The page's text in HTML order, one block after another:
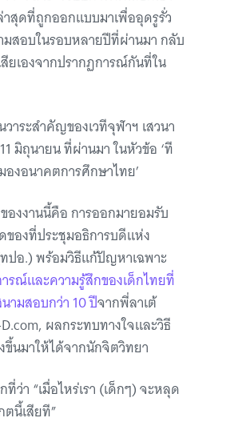
สุดที่ถูกออกแบบมาเพื่ออุดรูรั่ว
มสอบในรอบหลายปีที่ผ่านมา กลับ
สียเองจากปรากฏการณ์กันที่ใน
วาระสำคัญของเวทีจุฬาฯ เสวนา
มิถุนายน ที่ผ่านมา ในหัวข้อ ‘ที
งอนาคตการศึกษาไทย’
องงานนี้คือ การออกมายอมรับ
องที่ประชุมอธิการบดีแห่ง
ปอ.) พร้อมวิธีแก้ปัญหาเฉพาะ
รณ์และความรู้สึกของเด็กไทยที่
ามสอบกว่า 10 ปีจากพี่ลาเต้
ผลกระทบทางใจและวิธี
ขึ้นมาให้ได้จากนักจิตวิทยา
ว่า “เมื่อไหร่เรา (เด็กๆ) จะหลุด
ตนี้เสียที”